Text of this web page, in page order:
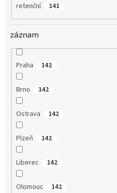
retenční 141
záznam
Praha 142
Brno 142
Ostrava 142
Plzeň 142
Liberec 142
Olomouc 142